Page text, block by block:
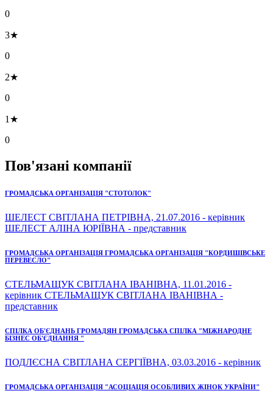
0
3★
0
2★
0
1★
0
Пов'язані компанії
ГРОМАДСЬКА ОРГАНІЗАЦІЯ "СТОТОЛОК"
ШЕЛЕСТ СВІТЛАНА ПЕТРІВНА, 21.07.2016 - керівник
ШЕЛЕСТ АЛІНА ЮРІЇВНА - представник
ГРОМАДСЬКА ОРГАНІЗАЦІЯ ГРОМАДСЬКА ОРГАНІЗАЦІЯ "КОРДИШІВСЬКЕ
ПЕРЕВЕСЛО"
СТЕЛЬМАЩУК СВІТЛАНА ІВАНІВНА, 11.01.2016 -
керівник СТЕЛЬМАЩУК СВІТЛАНА ІВАНІВНА -
представник
СПІЛКА ОБ'ЄДНАНЬ ГРОМАДЯН ГРОМАДСЬКА СПІЛКА "МІЖНАРОДНЕ
БІЗНЕС ОБ'ЄДНАННЯ "
ПОДЛЄСНА СВІТЛАНА СЕРГІЇВНА, 03.03.2016 - керівник
ГРОМАДСЬКА ОРГАНІЗАЦІЯ "АСОЦІАЦІЯ ОСОБЛИВИХ ЖІНОК УКРАЇНИ"